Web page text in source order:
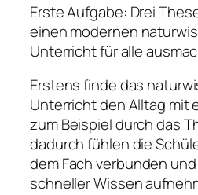
Erste Aufgabe: Drei
einen modernen
Unterricht für alle
Erstens finde das
Unterricht den Alltag mit
zum Beispiel durch das
dadurch fühlen die
dem Fach verbunden
schneller Wissen